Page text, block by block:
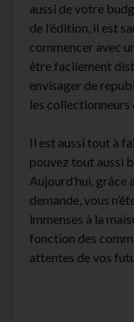
aussi de votre
de l’édition, il est
commencer avec
être facilement
envisager de
les collectionneurs
Il est aussi tout à
pouvez tout aussi
Aujourd’hui, grâce
demande, vous
immenses à la
fonction des
attentes de vos